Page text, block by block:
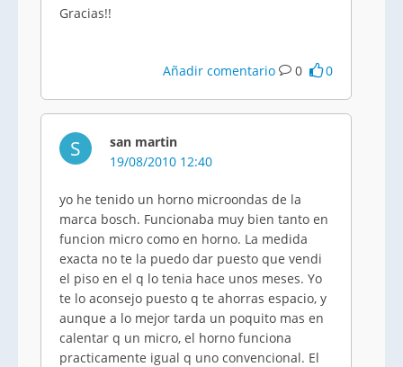
Gracias!!
Añadir comentario 0 0
S
san martin
19/08/2010 12:40
yo he tenido un horno microondas de la
marca bosch. Funcionaba muy bien tanto en
funcion micro como en horno. La medida
exacta no te la puedo dar puesto que vendi
el piso en el q lo tenia hace unos meses. Yo
te lo aconsejo puesto q te ahorras espacio, y
aunque a lo mejor tarda un poquito mas en
calentar q un micro, el horno funciona
practicamente igual q uno convencional. El